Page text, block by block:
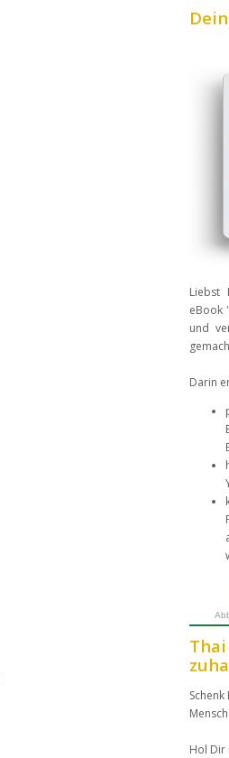
Liebst
eBook
und
Darin
Hol Dir